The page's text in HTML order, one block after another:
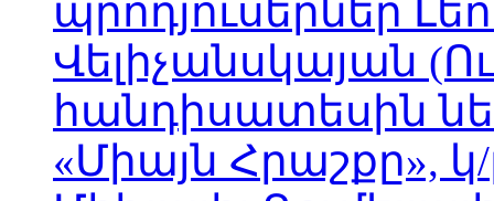
պրոդյուսերներ
Վելիչանսկայան
հանդիսատեսին
«Միայն Հրաշքը», կ/